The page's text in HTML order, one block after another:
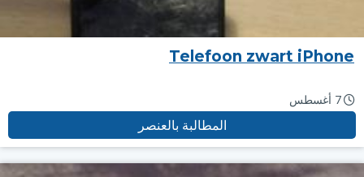
Telefoon zwart iPhone
7 أغسطس
المطالبة بالعنصر